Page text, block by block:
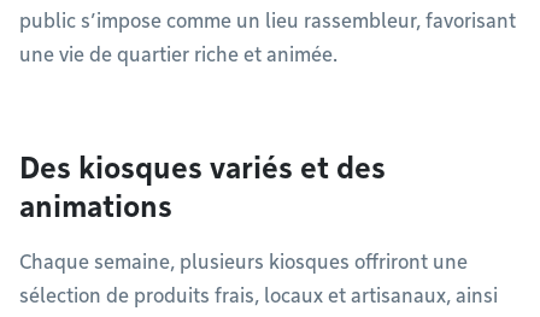
public s’impose comme un lieu rassembleur, favorisant
une vie de quartier riche et animée.
Des kiosques variés et des
animations
Chaque semaine, plusieurs kiosques offriront une
sélection de produits frais, locaux et artisanaux, ainsi